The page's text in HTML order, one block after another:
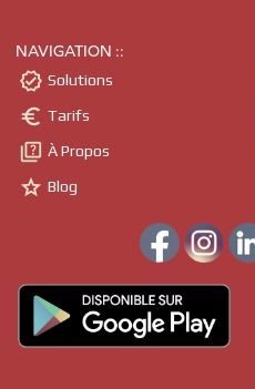
NAVIGATION ::
 Solutions
 Tarifs
 À Propos
 Blog